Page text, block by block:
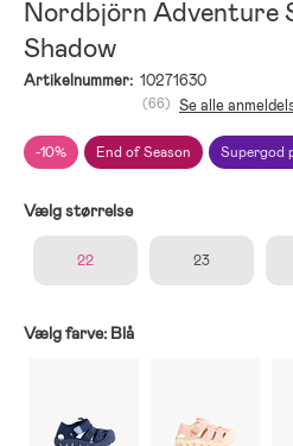
Nordbjörn Adventure
Shadow
Artikelnummer: 10271630
-10% End of Season Supergod
(66) Se alle
Vælg størrelse
22 23
Vælg farve: Blå